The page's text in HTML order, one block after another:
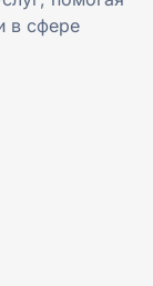
в сфере